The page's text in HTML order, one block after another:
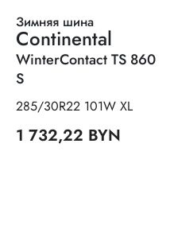
Зимняя шина
Continental
WinterContact TS 860
S
285/30R22 101W XL
1 732,22 BYN